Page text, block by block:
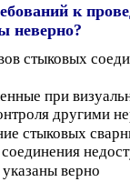
к
неверно?
стыковых
при
другими
стыковых
верно